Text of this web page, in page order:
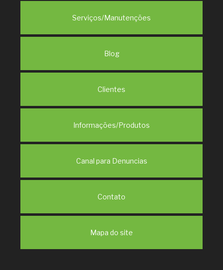
Serviços/Manutenções
Blog
Clientes
Informações/Produtos
Canal para Denuncias
Contato
Mapa do site